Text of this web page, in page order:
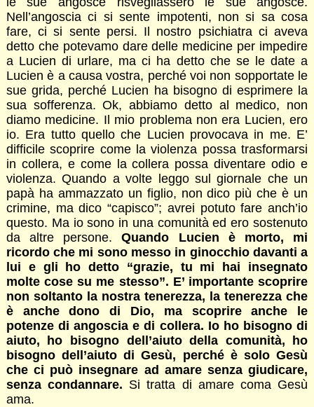
Nell’angoscia ci si sente impotenti, non si sa cosa
fare, ci si sente persi. Il nostro psichiatra ci aveva
detto che potevamo dare delle medicine per impedire
a Lucien di urlare, ma ci ha detto che se le date a
Lucien è a causa vostra, perché voi non sopportate le
sue grida, perché Lucien ha bisogno di esprimere la
sua sofferenza. Ok, abbiamo detto al medico, non
diamo medicine. Il mio problema non era Lucien, ero
io. Era tutto quello che Lucien provocava in me. E’
difficile scoprire come la violenza possa trasformarsi
in collera, e come la collera possa diventare odio e
violenza. Quando a volte leggo sul giornale che un
papà ha ammazzato un figlio, non dico più che è un
crimine, ma dico “capisco”; avrei potuto fare anch’io
questo. Ma io sono in una comunità ed ero sostenuto
da altre persone.Quando Lucien è morto, mi
ricordo che mi sono messo in ginocchio davanti a
lui e gli ho detto “grazie, tu mi hai insegnato
molte cose su me stesso”. E’ importante scoprire
non soltanto la nostra tenerezza, la tenerezza che
è anche dono di Dio, ma scoprire anche le
potenze di angoscia e di collera. Io ho bisogno di
aiuto, ho bisogno dell’aiuto della comunità, ho
bisogno dell’aiuto di Gesù, perché è solo Gesù
che ci può insegnare ad amare senza giudicare,
senza condannare. Si tratta di amare coma Gesù
ama.